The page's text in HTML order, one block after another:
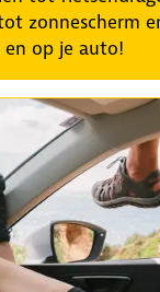
zonnescherm
en op je auto!